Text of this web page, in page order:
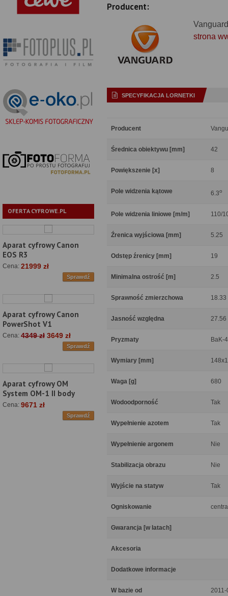
OFERTA CYFROWE.PL
Aparat cyfrowy Canon
EOS R3
Cena: 21999 zł
Sprawdź
Aparat cyfrowy Canon
PowerShot V1
Cena: 4349 zł 3649 zł
Sprawdź
Aparat cyfrowy OM
System OM-1 II body
Cena: 9671 zł
Sprawdź
Producent:
Vanguard
strona
SPECYFIKACJA LORNETKI
Producent
Średnica obiektywu [mm] 42
Powiększenie [x] 8
Pole widzenia kątowe 6.3o
Pole widzenia liniowe [m/m] 110/
Źrenica wyjściowa [mm] 5.25
Odstęp źrenicy [mm] 19
Minimalna ostrość [m] 2.5
Sprawność zmierzchowa 18.33
Jasność względna 27.56
Pryzmaty BaK-
Wymiary [mm]
Waga [g] 680
Wodoodporność Tak
Wypełnienie azotem Tak
Wypełnienie argonem Nie
Stabilizacja obrazu Nie
Wyjście na statyw Tak
Ogniskowanie
Gwarancja [w latach]
Akcesoria
Dodatkowe informacje
W bazie od